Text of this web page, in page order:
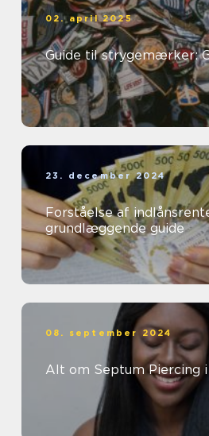
02. april 2025
Guide til strygemærker:
23. december 2024
Forståelse af
grundlæggende guide
08. september 2024
Alt om Septum Piercing